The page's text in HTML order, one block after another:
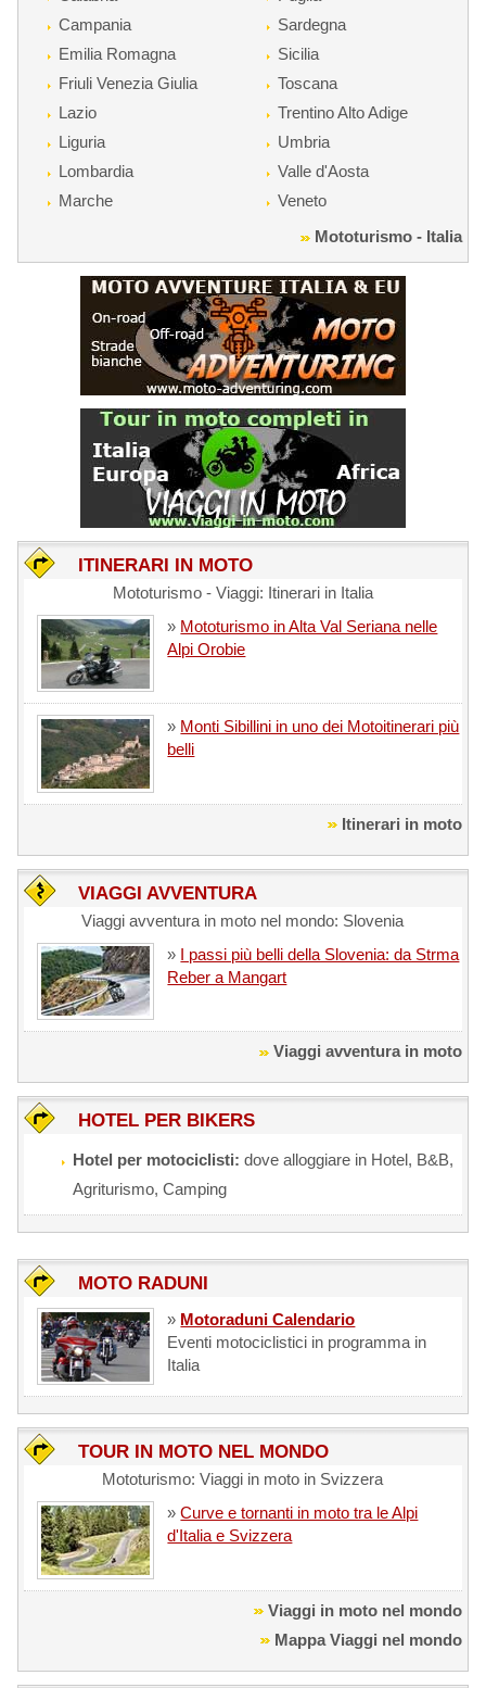
Campania
Emilia Romagna
Friuli Venezia Giulia
Lazio
Liguria
Lombardia
Marche
Sardegna
Sicilia
Toscana
Trentino Alto Adige
Umbria
Valle d'Aosta
Veneto
Mototurismo - Italia
ITINERARI IN MOTO
Mototurismo - Viaggi: Itinerari in Italia
» Mototurismo in Alta Val Seriana nelle
Alpi Orobie
» Monti Sibillini in uno dei Motoitinerari più
belli
Itinerari in moto
VIAGGI AVVENTURA
Viaggi avventura in moto nel mondo: Slovenia
» I passi più belli della Slovenia: da Strma
Reber a Mangart
Viaggi avventura in moto
HOTEL PER BIKERS
Hotel per motociclisti: dove alloggiare in Hotel, B&B,
Agriturismo, Camping
MOTO RADUNI
» Motoraduni Calendario
Eventi motociclistici in programma in
Italia
TOUR IN MOTO NEL MONDO
Mototurismo: Viaggi in moto in Svizzera
»Curve e tornanti in moto tra le Alpi
d'Italia e Svizzera
Viaggi in moto nel mondo
Mappa Viaggi nel mondo